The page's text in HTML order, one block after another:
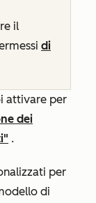
il
di
attivare per
dei
.
per
di